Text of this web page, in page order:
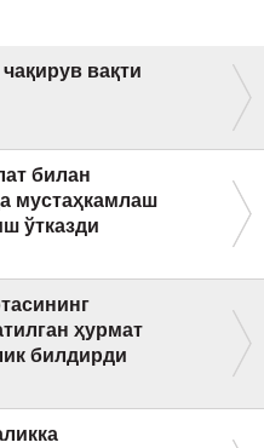
вақти
билан
мустаҳкамлаш
ўтказди
ҳурмат
билдирди